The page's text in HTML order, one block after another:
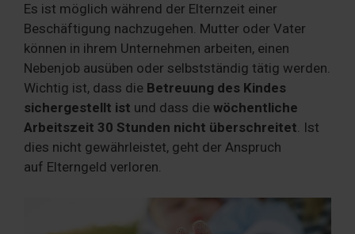
Es ist möglich während der Elternzeit einer
Beschäftigung nachzugehen. Mutter oder Vater
können in ihrem Unternehmen arbeiten, einen
Nebenjob ausüben oder selbstständig tätig werden.
Wichtig ist, dass die Betreuung des Kindes
sichergestellt ist und dass die wöchentliche
Arbeitszeit 30 Stunden nicht überschreitet. Ist
dies nicht gewährleistet, geht der Anspruch
auf Elterngeld verloren.